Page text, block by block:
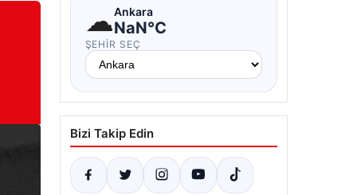
☁Ankara
NaN°C
ŞEHIR SEÇ
Bizi Takip Edin